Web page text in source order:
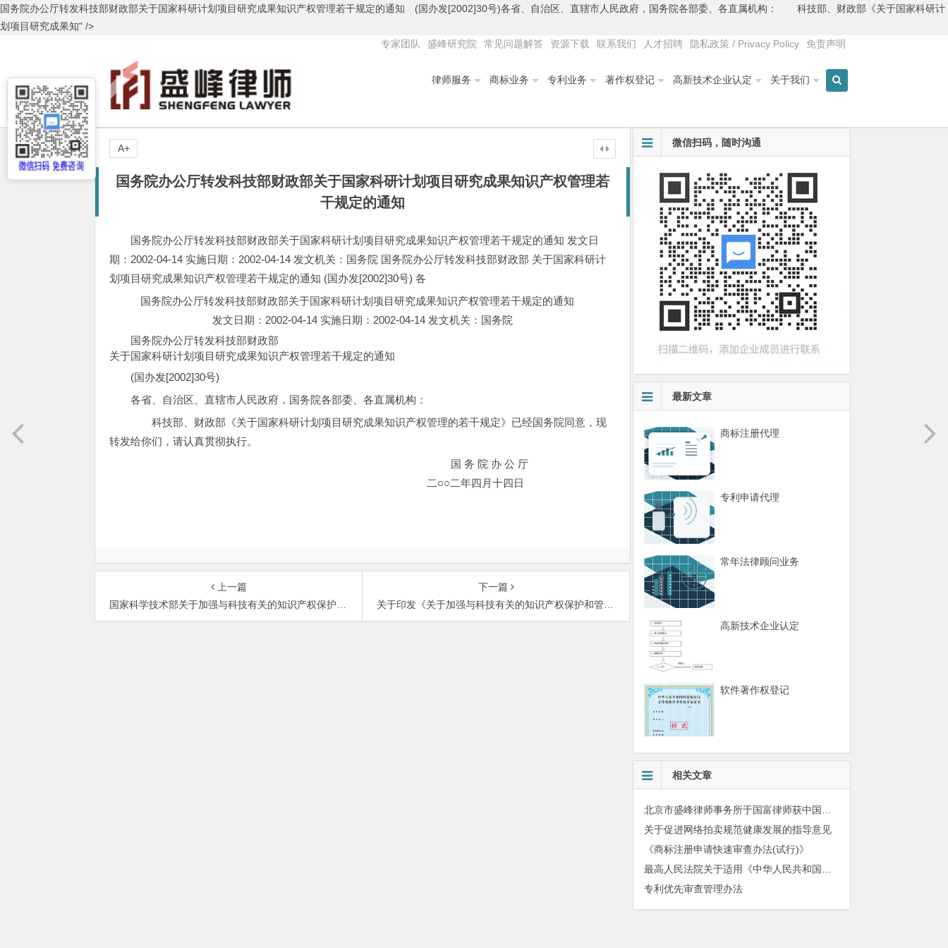
国务院办公厅转发科技部财政部关于国家科研计划项目研究成果知识产权管理若干规定的通知 (国办发[2002]30号)各省、自治区、直辖市人民政府，国务院各部委、各直属机构： 科技部、财政部《关于国家科研计
划项目研究成果知" />
专家团队
盛峰研究院 常见问题解答 资源下载 联系我们 人才招聘 隐私政策 / Privacy Policy 免责声明
律师服务 商标业务 专利业务 著作权登记 高新技术企业认定 关于我们
国务院办公厅转发科技部财政部关于国家科研计划项目研究成果知识产权管理若
干规定的通知
国务院办公厅转发科技部财政部关于国家科研计划项目研究成果知识产权管理若干规定的通知 发文日
期：2002-04-14 实施日期：2002-04-14 发文机关：国务院 国务院办公厅转发科技部财政部 关于国家科研计
划项目研究成果知识产权管理若干规定的通知 (国办发[2002]30号) 各
国务院办公厅转发科技部财政部关于国家科研计划项目研究成果知识产权管理若干规定的通知
发文日期：2002-04-14 实施日期：2002-04-14 发文机关：国务院
国务院办公厅转发科技部财政部
关于国家科研计划项目研究成果知识产权管理若干规定的通知
(国办发[2002]30号)
各省、自治区、直辖市人民政府，国务院各部委、各直属机构：
科技部、财政部《关于国家科研计划项目研究成果知识产权管理的若干规定》已经国务院同意，现
转发给你们，请认真贯彻执行。
国 务 院 办 公 厅
二○○二年四月十四日
A+
上一篇
国家科学技术部关于加强与科技有关的知识产权保护和管理工作的若干意见
下一篇
关于印发《关于加强与科技有关的知识产权保护和管理工作的若干意见》的通知
微信扫码，随时沟通
最新文章
商标注册代理
专利申请代理
常年法律顾问业务
高新技术企业认定
软件著作权登记
相关文章
关于促进网络拍卖规范健康发展的指导意见
《商标注册申请快速审查办法(试行)》
专利优先审查管理办法